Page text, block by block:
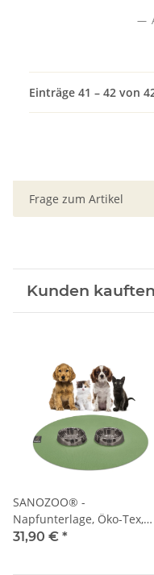
Einträge 41 – 42 von
Frage zum Artikel
Kunden
SANOZOO® -
Napfunterlage, Öko-Tex,
Rund 60 cm Olivgrün
31,90 € *